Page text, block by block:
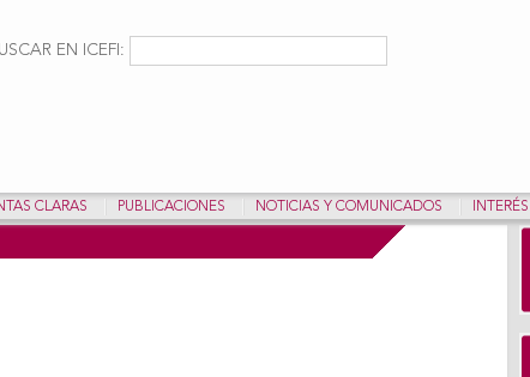
contenido
de búsqueda
EN ICEFI:
CLARAS PUBLICACIONES NOTICIAS Y COMUNICADOS